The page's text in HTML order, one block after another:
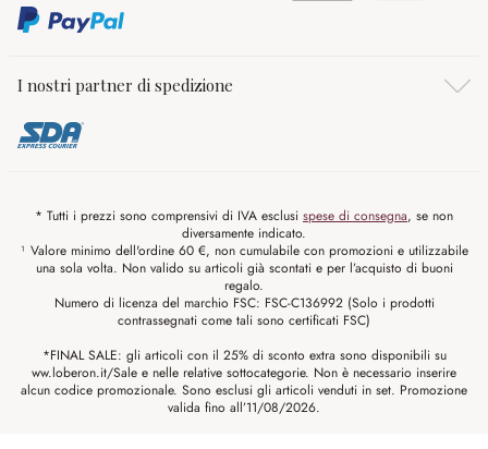
I nostri partner di spedizione
* Tutti i prezzi sono comprensivi di IVA esclusi spese di consegna, se non
diversamente indicato.
¹ Valore minimo dell'ordine 60 €, non cumulabile con promozioni e utilizzabile
una sola volta. Non valido su articoli già scontati e per l’acquisto di buoni
regalo.
Numero di licenza del marchio FSC: FSC-C136992 (Solo i prodotti
contrassegnati come tali sono certificati FSC)
*FINAL SALE: gli articoli con il 25% di sconto extra sono disponibili su
ww.loberon.it/Sale e nelle relative sottocategorie. Non è necessario inserire
alcun codice promozionale. Sono esclusi gli articoli venduti in set. Promozione
valida fino all’11/08/2026.